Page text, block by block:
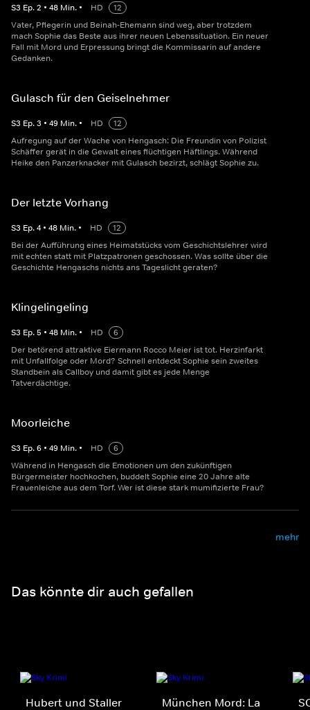
S3 Ep.2 • 48 Min. • HD
12
Vater, Pflegerin und Beinah-Ehemann sind weg, aber trotzdem
mach Sophie das Beste aus ihrer neuen Lebenssituation. Ein neuer
Fall mit Mord und Erpressung bringt die Kommissarin auf andere
Gedanken.
Gulasch für den Geiselnehmer
S3 Ep.3 • 49 Min. • HD
12
Aufregung auf der Wache von Hengasch: Die Freundin von Polizist
Schäffer gerät in die Gewalt eines flüchtigen Häftlings. Während
Heike den Panzerknacker mit Gulasch bezirzt, schlägt Sophie zu.
Der letzte Vorhang
S3 Ep.4 • 48 Min. • HD
12
Bei der Aufführung eines Heimatstücks vom Geschichtslehrer wird
mit echten statt mit Platzpatronen geschossen. Was sollte über die
Geschichte Hengaschs nichts ans Tageslicht geraten?
Klingelingeling
S3 Ep.5 • 48 Min. • HD
6
Der betörend attraktive Eiermann Rocco Meier ist tot. Herzinfarkt
mit Unfallfolge oder Mord? Schnell entdeckt Sophie sein zweites
Standbein als Callboy und damit gibt es jede Menge
Tatverdächtige.
Moorleiche
S3 Ep.6 • 49 Min. • HD
6
Während in Hengasch die Emotionen um den zukünftigen
Bürgermeister hochkochen, buddelt Sophie eine 20 Jahre alte
Frauenleiche aus dem Torf. Wer ist diese stark mumifizierte Frau?
mehr
Das könnte dir auch gefallen
Hubert und Staller
München Mord: La